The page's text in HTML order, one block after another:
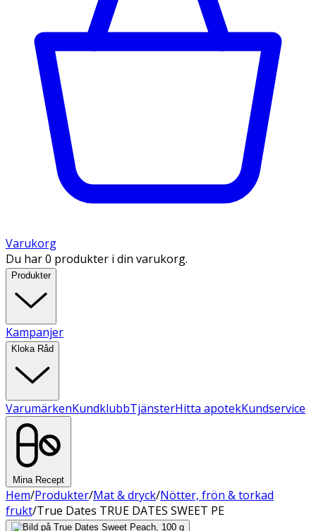
Varukorg
Du har 0 produkter i din varukorg.
Produkter
Kampanjer
Kloka Råd
VarumärkenKundklubbTjänsterHitta apotekKundservice
Mina Recept
Hem/Produkter/Mat & dryck/Nötter, frön & torkad
frukt/True Dates TRUE DATES SWEET PE